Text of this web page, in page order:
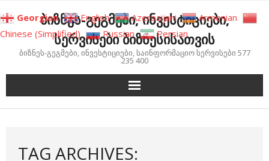
to
content
ბიზნეს-გეგმები, ინვესტიციები,
სერვისები ბიზნესისათვის
ბიზნეს-გეგმები, ინვესტიციები, საინფორმაციო სერვისები 577
235 400
TAG ARCHIVES:
Georgian English Azerbaijani
Armenian
Chinese (Simplified)
Russian Persian